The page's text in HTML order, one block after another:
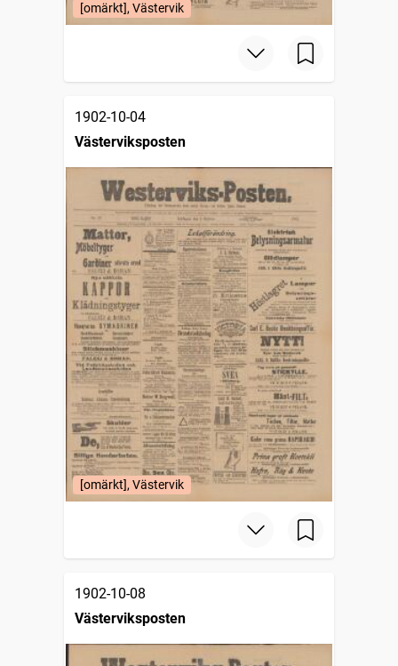
[omärkt], Västervik
1902-10-04
Västerviksposten
[omärkt], Västervik
1902-10-08
Västerviksposten